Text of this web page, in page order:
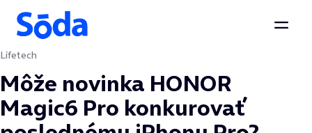
Preskočiť na obsah
Lifetech
Môže novinka HONOR
Magic6 Pro konkurovať